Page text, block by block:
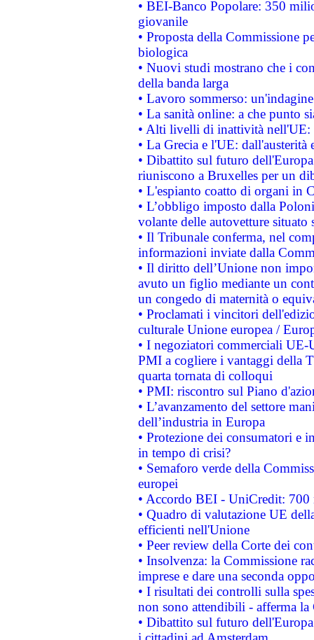
• BEI-Banco Popolare: 350
giovanile
• Proposta della Commissione
biologica
• Nuovi studi mostrano che i
della banda larga
• Lavoro sommerso:
• La sanità online: a che punto
• Alti livelli di inattività nell'UE:
• La Grecia e l'UE: dall'austerità
• Dibattito sul futuro
riuniscono a Bruxelles per un
• L'espianto coatto di organi in
• L’obbligo imposto dalla
volante delle autovetture
• Il Tribunale conferma, nel
informazioni inviate dalla
• Il diritto dell’Unione non
avuto un figlio mediante un
un congedo di maternità o
• Proclamati i vincitori
culturale Unione europea /
• I negoziatori commerciali UE-
PMI a cogliere i vantaggi della
quarta tornata di colloqui
• PMI: riscontro sul Piano
• L’avanzamento del settore
dell’industria in Europa
• Protezione dei consumatori e
in tempo di crisi?
• Semaforo verde della
europei
• Accordo BEI - UniCredit:
• Quadro di valutazione UE
efficienti nell'Unione
• Peer review della Corte dei
• Insolvenza: la Commissione
imprese e dare una seconda
• I risultati dei controlli sulla
non sono attendibili - afferma la
• Dibattito sul futuro